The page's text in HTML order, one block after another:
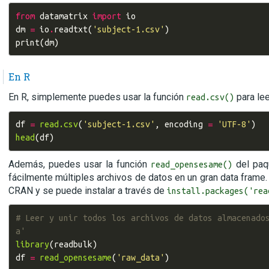
from datamatrix import io
dm = io .readtxt( 'subject-1.csv' )
print(dm)
En R
En R, simplemente puedes usar la función read.csv() para
df = read.csv( 'subject-1.csv' , encoding = 'UTF-8' )
head(df)
Además, puedes usar la función read_opensesame() del
fácilmente múltiples archivos de datos en un gran data
CRAN y se puede instalar a través de
# Leer y unir todos los archivos de datos
a'
library(readbulk)
df = read_opensesame( 'raw_data' )